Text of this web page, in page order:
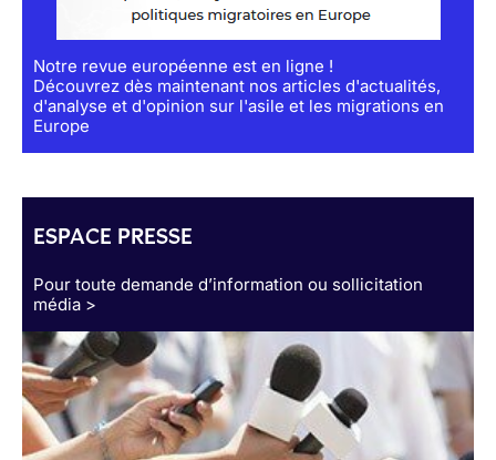
Notre revue européenne est en ligne !
Découvrez dès maintenant nos articles d'actualités,
d'analyse et d'opinion sur l'asile et les migrations en
Europe
ESPACE PRESSE
Pour toute demande d’information ou sollicitation
média >